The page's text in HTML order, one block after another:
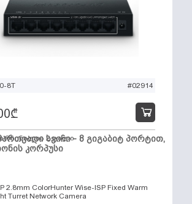
8T #02914
სვიჩი - 8 გიგაბიტ პორტით,
კორპუსი
₾
2 ცალი